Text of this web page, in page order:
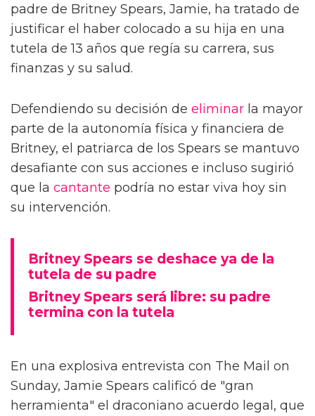
padre de Britney Spears, Jamie, ha tratado de
justificar el haber colocado a su hija en una
tutela de 13 años que regía su carrera, sus
finanzas y su salud.
Defendiendo su decisión de eliminar la mayor
parte de la autonomía física y financiera de
Britney, el patriarca de los Spears se mantuvo
desafiante con sus acciones e incluso sugirió
que la cantante podría no estar viva hoy sin
su intervención.
Britney Spears se deshace ya de la
tutela de su padre
Britney Spears será libre: su padre
termina con la tutela
En una explosiva entrevista con The Mail on
Sunday, Jamie Spears calificó de "gran
herramienta" el draconiano acuerdo legal, que